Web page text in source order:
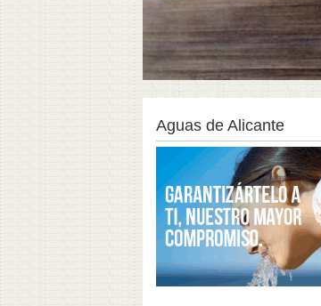
Aguas de Alicante